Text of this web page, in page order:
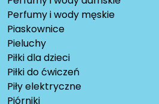
Perfumy i wody męskie
Piaskownice
Pieluchy
Piłki dla dzieci
Piłki do ćwiczeń
Piły elektryczne
Piórniki